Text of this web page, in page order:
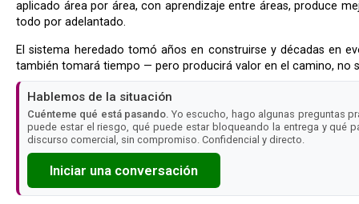
aplicado área por área, con aprendizaje entre áreas, produce
todo por adelantado.
El sistema heredado tomó años en construirse y décadas en evolucionar. La higuera estranguladora
también tomará tiempo — pero producirá valor en el camino, no
Hablemos de la situación
Cuénteme qué está pasando. Yo escucho, hago algunas preguntas
puede estar el riesgo, qué puede estar bloqueando la entrega y qué
discurso comercial, sin compromiso. Confidencial y directo.
Iniciar una conversación